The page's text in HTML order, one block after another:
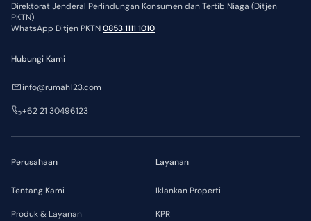
Direktorat Jenderal Perlindungan Konsumen dan Tertib Niaga (Ditjen
PKTN)
WhatsApp Ditjen PKTN0853 1111 1010
Perusahaan
Tentang Kami
Produk & Layanan
Layanan
Iklankan Properti
KPR
Hubungi Kami
info@rumah123.com
+62 21 30496123